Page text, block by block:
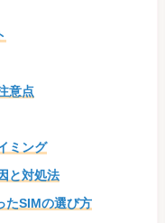
意点
ミング
と対処法
たSIMの選び方